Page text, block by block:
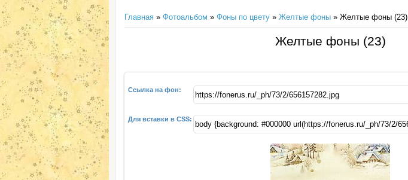
Главная » Фотоальбом » Фоны по цвету » Желтые фоны » Желтые фоны (23)
Желтые фоны (23)
Ссылка на фон:
Для вставки в CSS: